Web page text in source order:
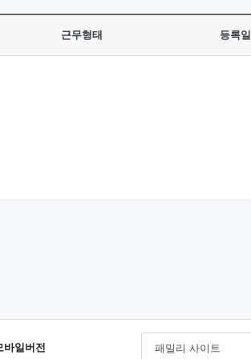
근무형태 등록일
바일버전 패밀리 사이트